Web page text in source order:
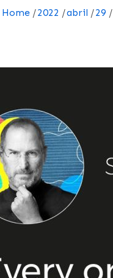
Home 2022 abril 29